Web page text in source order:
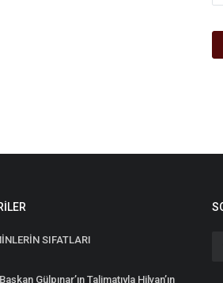
SIFATLARI
Başkan Gülpınar’ın Talimatıyla Hilvan’ın